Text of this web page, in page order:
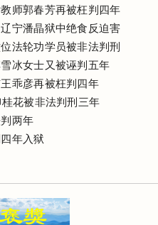
师郭春芳再被枉判四年
宁潘晶狱中绝食反迫害
法轮功学员被非法判刑
冰女士又被诬判五年
乖彦再被枉判四年
花被非法判刑三年
两年
年入狱